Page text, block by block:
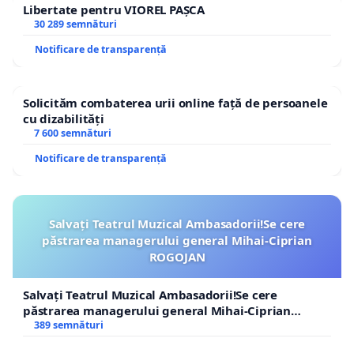
Libertate pentru VIOREL PAȘCA
30 289 semnături
Notificare de transparență
Solicităm combaterea urii online față de persoanele
cu dizabilități
7 600 semnături
Notificare de transparență
Salvați Teatrul Muzical Ambasadorii!Se cere
păstrarea managerului general Mihai-Ciprian
ROGOJAN
Salvați Teatrul Muzical Ambasadorii!Se cere
păstrarea managerului general Mihai-Ciprian
ROGOJAN
389 semnături